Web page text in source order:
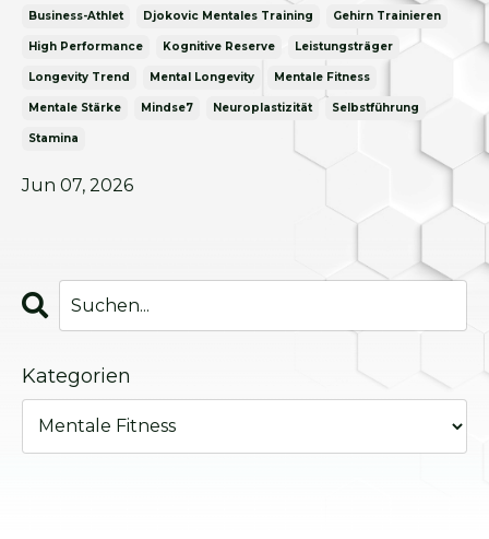
Business-Athlet Djokovic Mentales Training Gehirn Trainieren
High Performance Kognitive Reserve Leistungsträger
Longevity Trend Mental Longevity Mentale Fitness
Mentale Stärke Mindse7 Neuroplastizität Selbstführung
Stamina
Jun 07, 2026
Kategorien